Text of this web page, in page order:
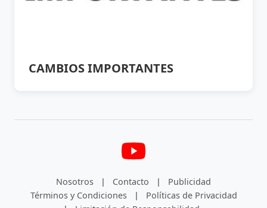
CAMBIOS IMPORTANTES
Nosotros | Contacto |
Publicidad
Términos y Condiciones
|
Políticas de Privacidad